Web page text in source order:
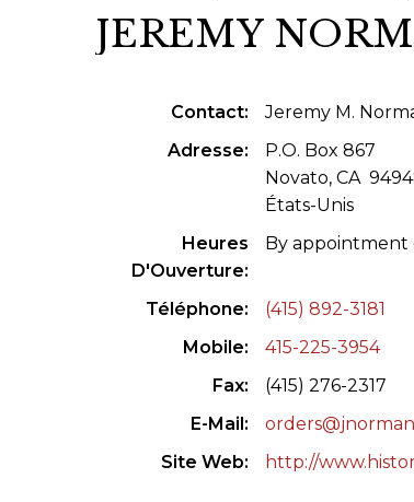
TROUVER UNE LIBRAIRIE
SALONS INTERNATIONAUX DE
CODE ES US ET COUTUMES
L'HISTOIRE DE LA LILA
ÉDUCATION & MENTORAT
VIDEOS AND RESSOURCES
COMITÉ DE LA LILA
CONTACT
JEREMY
Contact
Jeremy M.
Adresse
P.O. Box 867
Novato, CA
États-Unis
Heures
D'Ouverture
By appointment
Téléphone
(415) 892-3181
Mobile
415-225-3954
Fax
(415) 276-2317
E-Mail
Site Web
http://